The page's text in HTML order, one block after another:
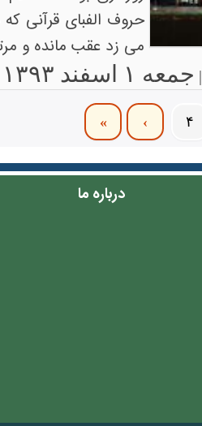
حروف الفبای قرآنی
می زد عقب مانده و
جمعه ۱ اسفند ۱۳۹۳
۴ ›
»
درباره ما